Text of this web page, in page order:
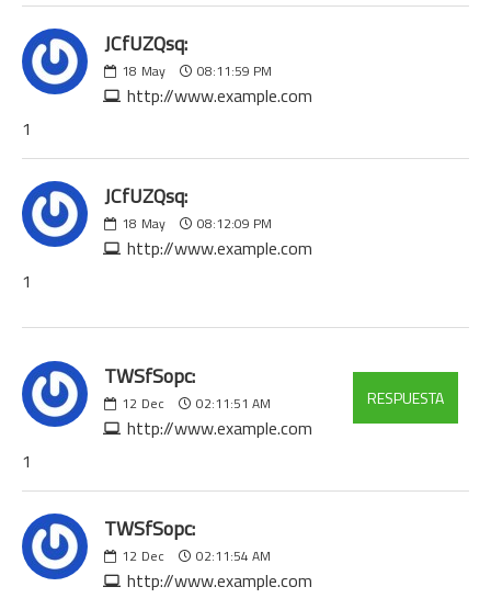
JCfUZQsq:
18 May 08:11:59 PM
http://www.example.com
1
JCfUZQsq:
18 May 08:12:09 PM
http://www.example.com
1
TWSfSopc:
12 Dec 02:11:51 AM
http://www.example.com
RESPUESTA
1
TWSfSopc:
12 Dec 02:11:54 AM
http://www.example.com